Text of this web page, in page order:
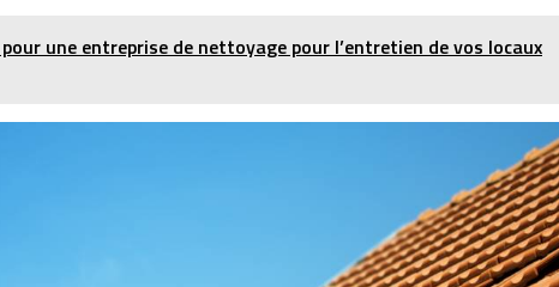
une entreprise de nettoyage pour l’entretien de vos locaux